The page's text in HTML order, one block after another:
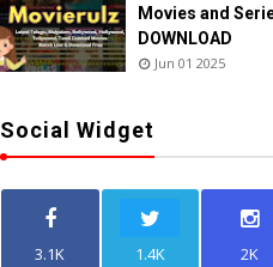
Movies and
DOWNLOAD
Jun 01 2025
Social Widget
3.1K 1.4K 2K